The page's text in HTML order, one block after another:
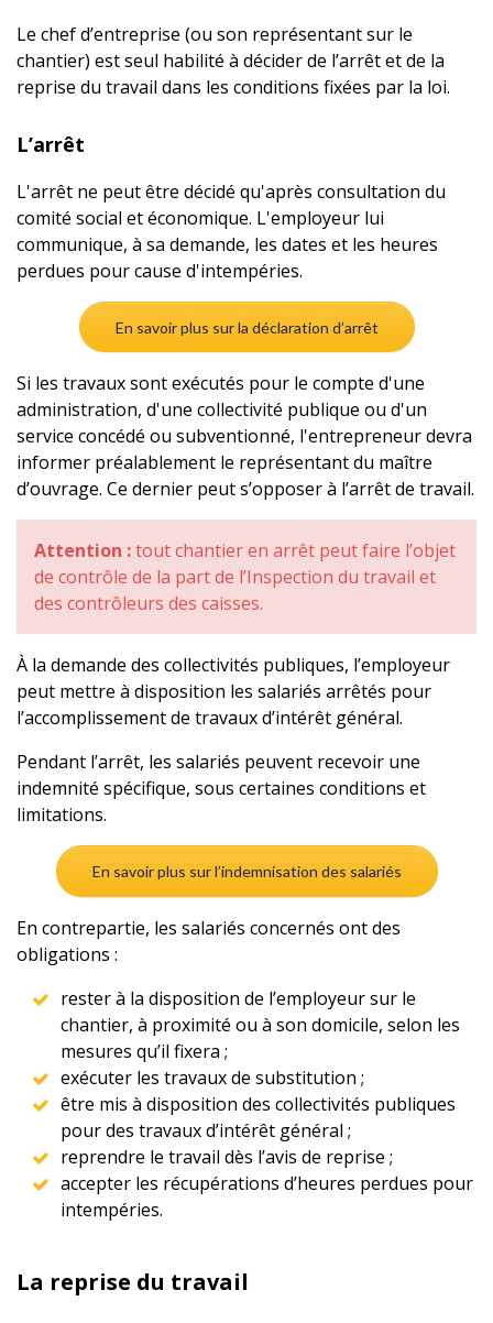
Le chef d’entreprise (ou son représentant sur le
chantier) est seul habilité à décider de l’arrêt et de la
reprise du travail dans les conditions fixées par la loi.
L’arrêt
L'arrêt ne peut être décidé qu'après consultation du
comité social et économique. L'employeur lui
communique, à sa demande, les dates et les heures
perdues pour cause d'intempéries.
En savoir plus sur la déclaration d’arrêt
Si les travaux sont exécutés pour le compte d'une
administration, d'une collectivité publique ou d'un
service concédé ou subventionné, l'entrepreneur devra
informer préalablement le représentant du maître
d’ouvrage. Ce dernier peut s’opposer à l’arrêt de travail.
Attention :tout chantier en arrêt peut faire l’objet
de contrôle de la part de l’Inspection du travail et
des contrôleurs des caisses.
À la demande des collectivités publiques, l’employeur
peut mettre à disposition les salariés arrêtés pour
l’accomplissement de travaux d’intérêt général.
Pendant l’arrêt, les salariés peuvent recevoir une
indemnité spécifique, sous certaines conditions et
limitations.
En savoir plus sur l’indemnisation des salariés
En contrepartie, les salariés concernés ont des
obligations :
rester à la disposition de l’employeur sur le
chantier, à proximité ou à son domicile, selon les
mesures qu’il fixera ;
exécuter les travaux de substitution ;
être mis à disposition des collectivités publiques
pour des travaux d’intérêt général ;
reprendre le travail dès l’avis de reprise ;
accepter les récupérations d’heures perdues pour
intempéries.
La reprise du travail